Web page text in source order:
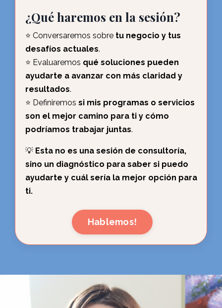
¿Qué haremos en la sesión?
⭐️ Conversaremos sobre tu negocio y tus
desafíos actuales.
⭐️ Evaluaremos qué soluciones pueden
ayudarte a avanzar con más claridad y
resultados.
⭐️ Definiremos si mis programas o servicios
son el mejor camino para ti y cómo
podríamos trabajar juntas.
💡 Esta no es una sesión de consultoría,
sino un diagnóstico para saber si puedo
ayudarte y cuál sería la mejor opción para
ti.
Hablemos!